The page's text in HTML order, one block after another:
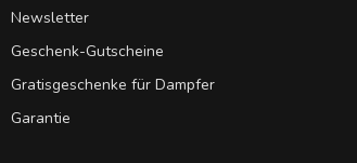
Newsletter
Geschenk-Gutscheine
Gratisgeschenke für Dampfer
Garantie